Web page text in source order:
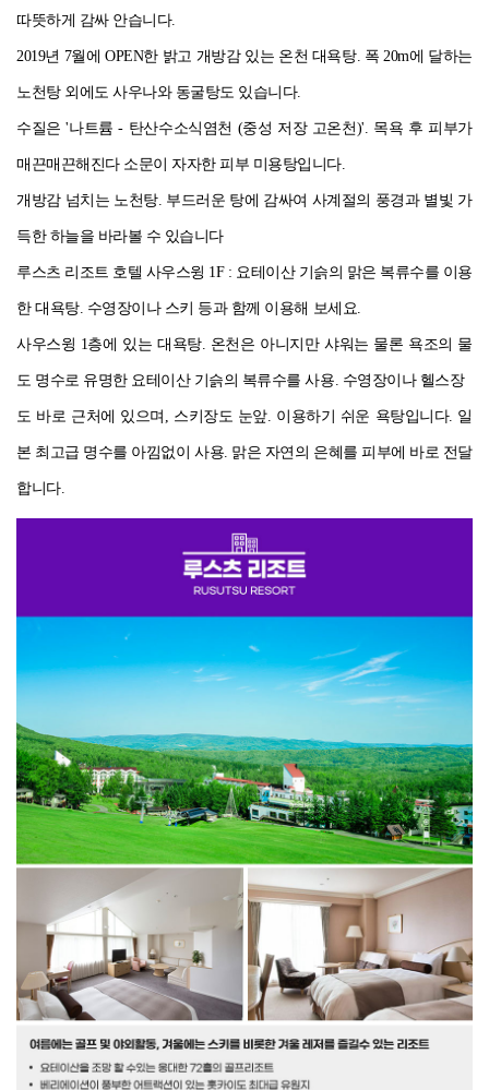
따뜻하게 감싸 안습니다.
2019년 7월에 OPEN한 밝고 개방감 있는 온천 대욕탕. 폭 20m에 달하는
노천탕 외에도 사우나와 동굴탕도 있습니다.
수질은 '나트륨 - 탄산수소식염천 (중성 저장 고온천)'. 목욕 후 피부가
매끈매끈해진다 소문이 자자한 피부 미용탕입니다.
개방감 넘치는 노천탕. 부드러운 탕에 감싸여 사계절의 풍경과 별빛 가
득한 하늘을 바라볼 수 있습니다
루스츠 리조트 호텔 사우스윙 1F : 요테이산 기슭의 맑은 복류수를 이용
한 대욕탕. 수영장이나 스키 등과 함께 이용해 보세요.
사우스윙 1층에 있는 대욕탕. 온천은 아니지만 샤워는 물론 욕조의 물
도 명수로 유명한 요테이산 기슭의 복류수를 사용. 수영장이나 헬스장
도 바로 근처에 있으며, 스키장도 눈앞. 이용하기 쉬운 욕탕입니다. 일
본 최고급 명수를 아낌없이 사용. 맑은 자연의 은혜를 피부에 바로 전달
합니다.